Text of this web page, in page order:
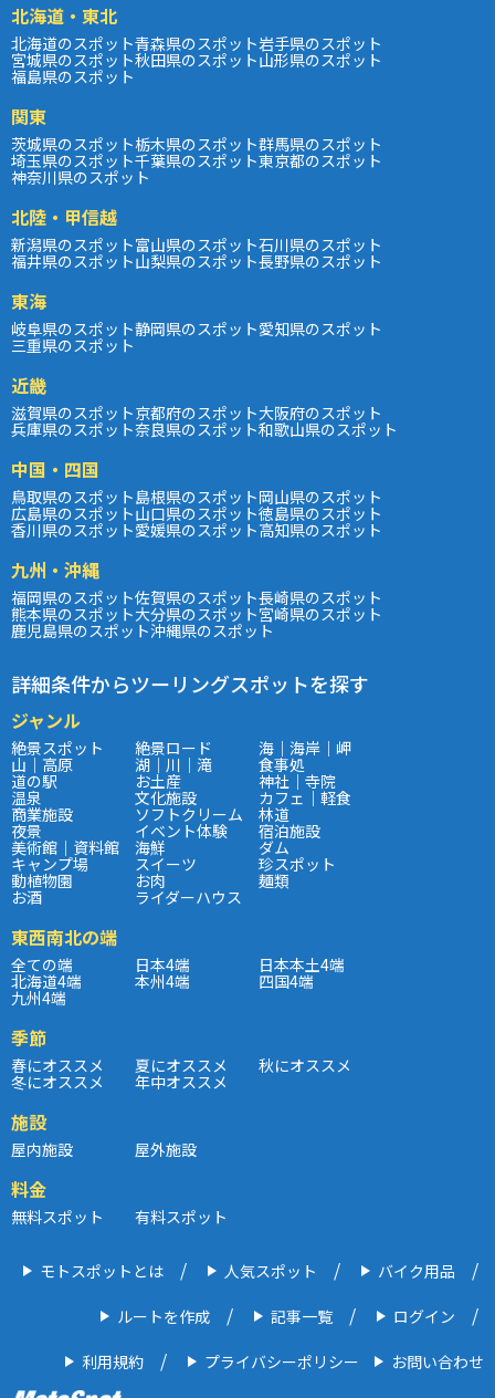
北海道・東北
北海道のスポット青森県のスポット岩手県のスポット
宮城県のスポット秋田県のスポット山形県のスポット
福島県のスポット
関東
茨城県のスポット栃木県のスポット群馬県のスポット
埼玉県のスポット千葉県のスポット東京都のスポット
神奈川県のスポット
北陸・甲信越
新潟県のスポット富山県のスポット石川県のスポット
福井県のスポット山梨県のスポット長野県のスポット
東海
岐阜県のスポット静岡県のスポット愛知県のスポット
三重県のスポット
近畿
滋賀県のスポット京都府のスポット大阪府のスポット
兵庫県のスポット奈良県のスポット和歌山県のスポット
中国・四国
鳥取県のスポット島根県のスポット岡山県のスポット
広島県のスポット山口県のスポット徳島県のスポット
香川県のスポット愛媛県のスポット高知県のスポット
九州・沖縄
福岡県のスポット佐賀県のスポット長崎県のスポット
熊本県のスポット大分県のスポット宮崎県のスポット
鹿児島県のスポット沖縄県のスポット
詳細条件からツーリングスポットを探す
ジャンル
絶景スポット 絶景ロード 海｜海岸｜岬
山｜高原 湖｜川｜滝 食事処
道の駅 お土産 神社｜寺院
温泉 文化施設 カフェ｜軽食
商業施設 ソフトクリーム 林道
夜景 イベント体験 宿泊施設
美術館｜資料館 海鮮 ダム
キャンプ場 スイーツ 珍スポット
動植物園 お肉 麺類
お酒 ライダーハウス
東西南北の端
全ての端 日本4端 日本本土4端
北海道4端 本州4端 四国4端
九州4端
季節
春にオススメ 夏にオススメ 秋にオススメ
冬にオススメ 年中オススメ
施設
屋内施設 屋外施設
料金
無料スポット 有料スポット
モトスポットとは 人気スポット バイク用品
ルートを作成 記事一覧 ログイン
利用規約 プライバシーポリシー
お問い合わせ